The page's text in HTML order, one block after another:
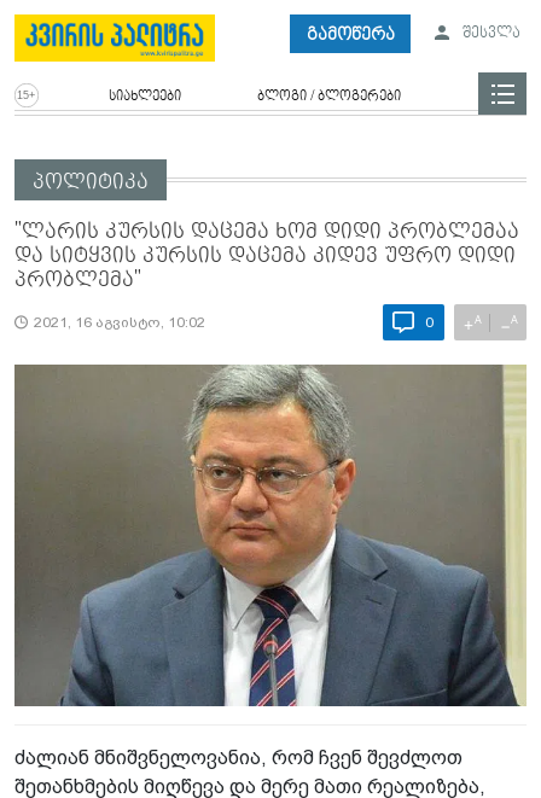
გამოწერა შესვლა
სიახლეები ბლოგი / ბლოგერები
პოლიტიკა
"ლარის კურსის დაცემა ხომ დიდი პრობლემაა
და სიტყვის კურსის დაცემა კიდევ უფრო დიდი
პრობლემა"
2021, 16 აგვისტო, 10:02 0 +A −A
ძალიან მნიშვნელოვანია, რომ ჩვენ შევძლოთ
შეთანხმების მიღწევა და მერე მათი რეალიზება,